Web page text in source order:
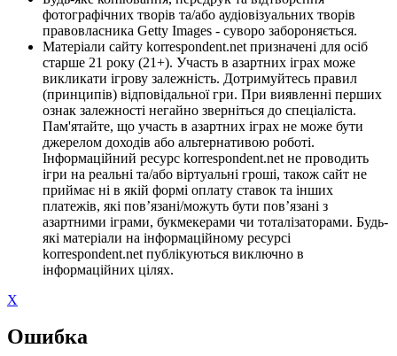
фотографічних творів та/або аудіовізуальних творів
правовласника Getty Images - суворо забороняється.
Матеріали сайту korrespondent.net призначені для осіб
старше 21 року (21+). Участь в азартних іграх може
викликати ігрову залежність. Дотримуйтесь правил
(принципів) відповідальної гри. При виявленні перших
ознак залежності негайно зверніться до спеціаліста.
Пам'ятайте, що участь в азартних іграх не може бути
джерелом доходів або альтернативою роботі.
Інформаційний ресурс korrespondent.net не проводить
ігри на реальні та/або віртуальні гроші, також сайт не
приймає ні в якій формі оплату ставок та інших
платежів, які пов’язані/можуть бути пов’язані з
азартними іграми, букмекерами чи тоталізаторами. Будь-
які матеріали на інформаційному ресурсі
korrespondent.net публікуються виключно в
інформаційних цілях.
X
Ошибка